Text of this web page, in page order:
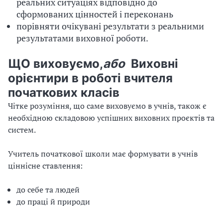
сформованих цінностей і переконань
порівняти очікувані результати з реальними
результатами виховної роботи.
ЩО виховуємо,абоВиховні
орієнтири в роботі вчителя
початкових класів
Чітке розуміння, що саме виховуємо в учнів, також є
необхідною складовою успішних виховних проєктів та
систем.
Учитель початкової школи має формувати в учнів
ціннісне ставлення:
до себе та людей
до праці й природи